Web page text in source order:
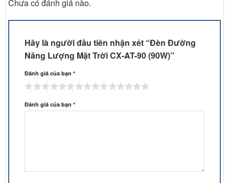
Chưa có đánh giá nào.
Hãy là người đầu tiên nhận xét “Đèn Đường
Năng Lượng Mặt Trời CX-AT-90 (90W)”
Đánh giá của bạn *
Đánh giá của bạn *